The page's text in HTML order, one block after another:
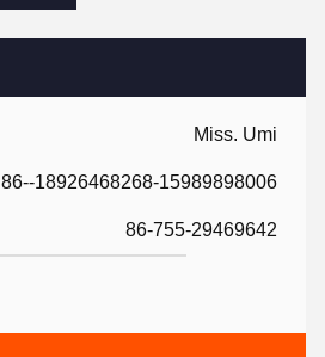
Miss. Umi
86--18926468268-15989898006
86-755-29469642